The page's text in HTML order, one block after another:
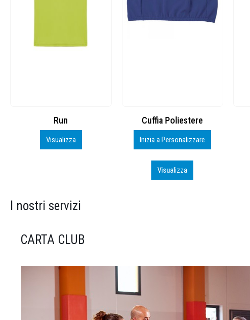
Cuffia Poliestere
Inizia a Personalizzare
BS600 – 5139960
Personalizza
Visualizza
I nostri servizi
CARTA CLUB